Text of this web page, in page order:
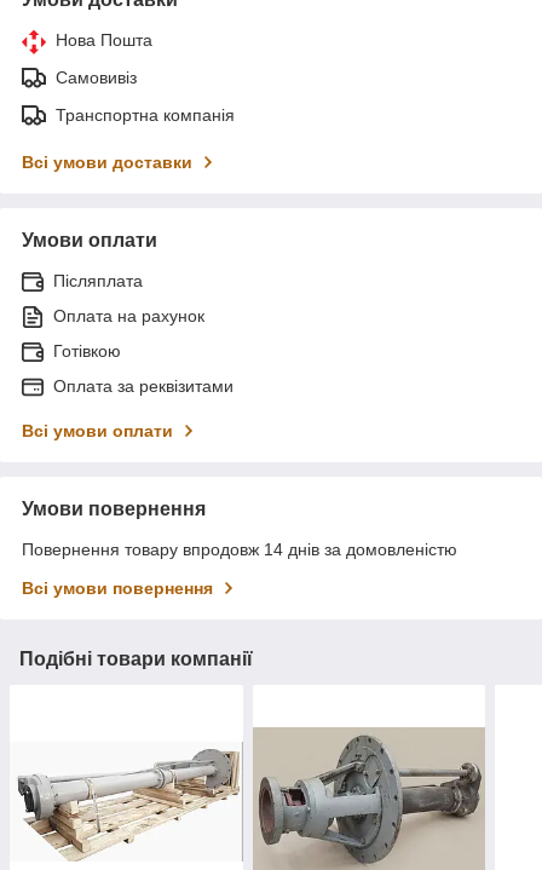
Нова Пошта
Самовивіз
Транспортна компанія
Всі умови доставки
Умови оплати
Післяплата
Оплата на рахунок
Готівкою
Оплата за реквізитами
Всі умови оплати
Умови повернення
Повернення товару впродовж 14 днів за домовленістю
Всі умови повернення
Подібні товари компанії